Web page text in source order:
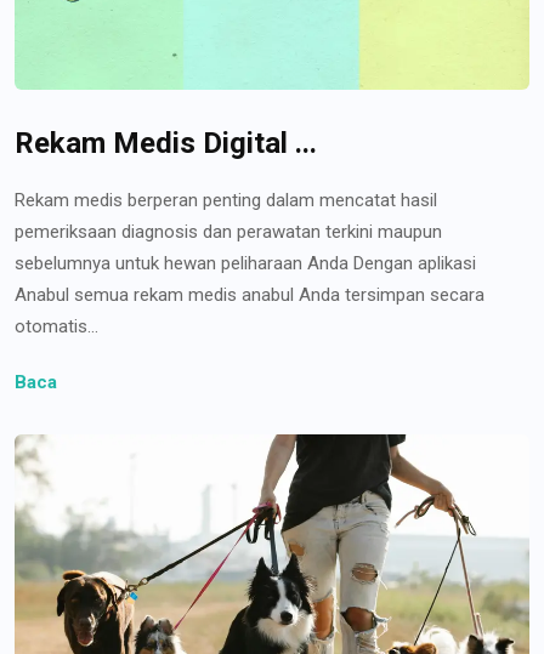
Rekam Medis Digital ...
Rekam medis berperan penting dalam mencatat hasil
pemeriksaan diagnosis dan perawatan terkini maupun
sebelumnya untuk hewan peliharaan Anda Dengan aplikasi
Anabul semua rekam medis anabul Anda tersimpan secara
otomatis...
Baca